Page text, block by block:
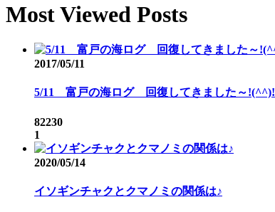
Most Viewed Posts
2017/05/11
5/11 富戸の海ログ 回復してきました～!(^^)!
82230
1
2020/05/14
イソギンチャクとクマノミの関係は♪